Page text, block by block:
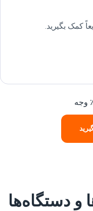
کمک بگیرید.
و دستگاه‌ها